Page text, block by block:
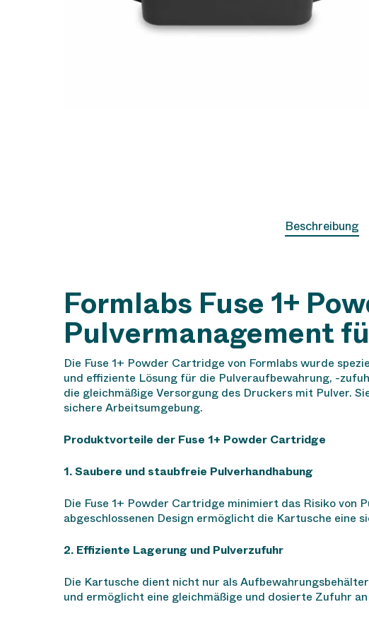
Beschreibung
Formlabs Fuse 1+
Pulvermanagement
Die Fuse 1+ Powder Cartridge von Formlabs wurde
und effiziente Lösung für die Pulveraufbewahrung, -
die gleichmäßige Versorgung des Druckers mit Pulver.
sichere Arbeitsumgebung.
Produktvorteile der Fuse 1+ Powder Cartridge
1. Saubere und staubfreie Pulverhandhabung
Die Fuse 1+ Powder Cartridge minimiert das Risiko
abgeschlossenen Design ermöglicht die Kartusche eine
2. Effiziente Lagerung und Pulverzufuhr
Die Kartusche dient nicht nur als
und ermöglicht eine gleichmäßige und dosierte Zufuhr